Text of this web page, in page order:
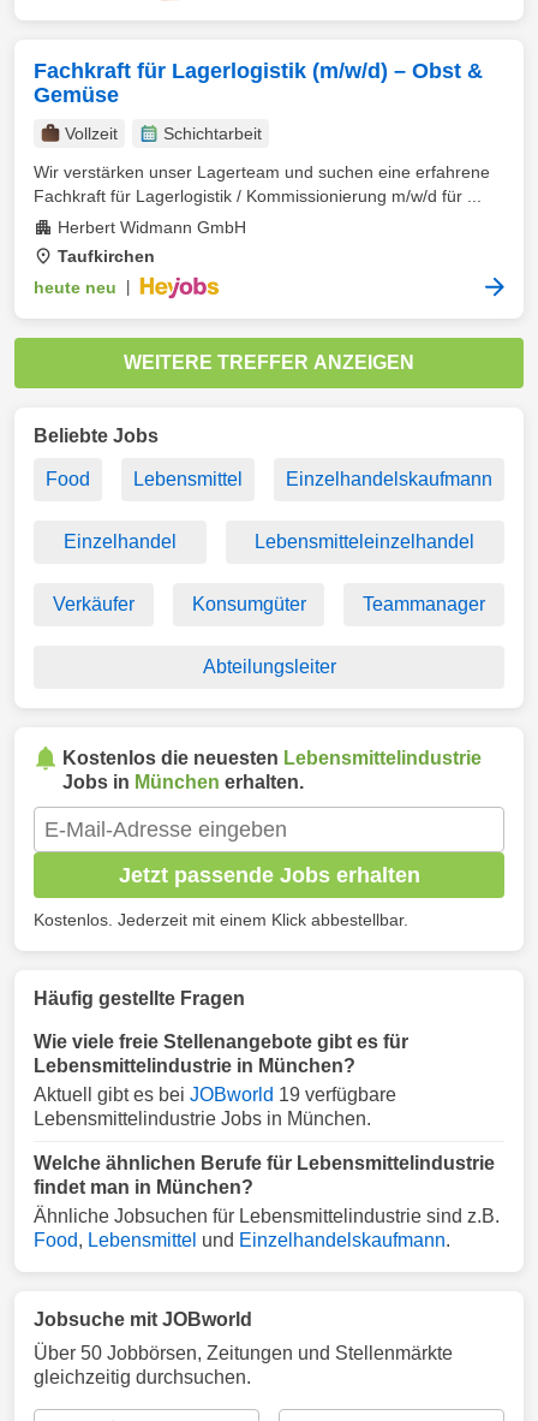
Fachkraft für Lagerlogistik (m/w/d) – Obst &
Gemüse
Vollzeit
Schichtarbeit
Wir verstärken unser Lagerteam und suchen eine erfahrene
Fachkraft für Lagerlogistik / Kommissionierung m/w/d für ...
Herbert Widmann GmbH
Taufkirchen
heute neu
WEITERE TREFFER ANZEIGEN
Beliebte Jobs
Food Lebensmittel Einzelhandelskaufmann
Einzelhandel Lebensmitteleinzelhandel
Verkäufer Konsumgüter Teammanager
Abteilungsleiter
Kostenlos die neuesten Lebensmittelindustrie
Jobs in München erhalten.
Jetzt passende Jobs erhalten
Kostenlos. Jederzeit mit einem Klick abbestellbar.
Häufig gestellte Fragen
Wie viele freie Stellenangebote gibt es für
Lebensmittelindustrie in München?
Aktuell gibt es bei JOBworld 19 verfügbare
Lebensmittelindustrie Jobs in München.
Welche ähnlichen Berufe für Lebensmittelindustrie
findet man in München?
Ähnliche Jobsuchen für Lebensmittelindustrie sind z.B.
Food, Lebensmittel und Einzelhandelskaufmann.
Jobsuche mit JOBworld
Über 50 Jobbörsen, Zeitungen und Stellenmärkte
gleichzeitig durchsuchen.